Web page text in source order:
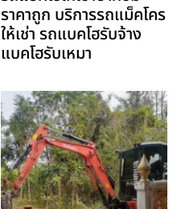
ราคาถูก บริการรถแม็คโคร
ให้เช่า รถแบคโฮรับจ้าง
แบคโฮรับเหมา